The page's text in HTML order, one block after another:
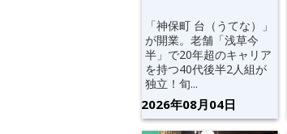
「神保町 台（うてな）」
が開業。老舗「浅草今
半」で20年超のキャリア
を持つ40代後半2人組が
独立！旬...
2026年08月04日